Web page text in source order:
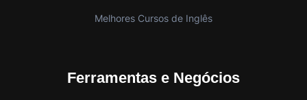
Melhores Cursos de Inglês
Ferramentas e Negócios